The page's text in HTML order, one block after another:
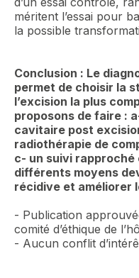
méritent l’essai pour
la possible
Conclusion : Le
permet de choisir la
l’excision la plus
proposons de faire :
cavitaire post
radiothérapie de
c- un suivi rapproché
différents moyens
récidive et améliorer
- Publication
comité d’éthique de
- Aucun conflit